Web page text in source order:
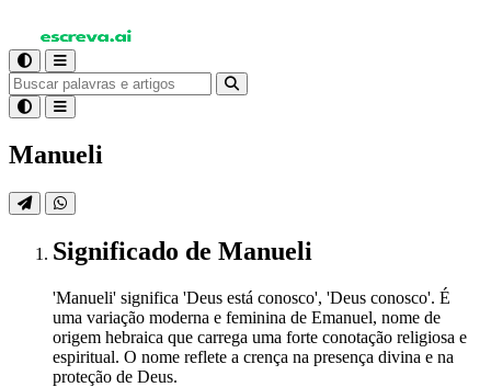
Manueli
Significado de Manueli
'Manueli' significa 'Deus está conosco', 'Deus conosco'. É
uma variação moderna e feminina de Emanuel, nome de
origem hebraica que carrega uma forte conotação religiosa e
espiritual. O nome reflete a crença na presença divina e na
proteção de Deus.